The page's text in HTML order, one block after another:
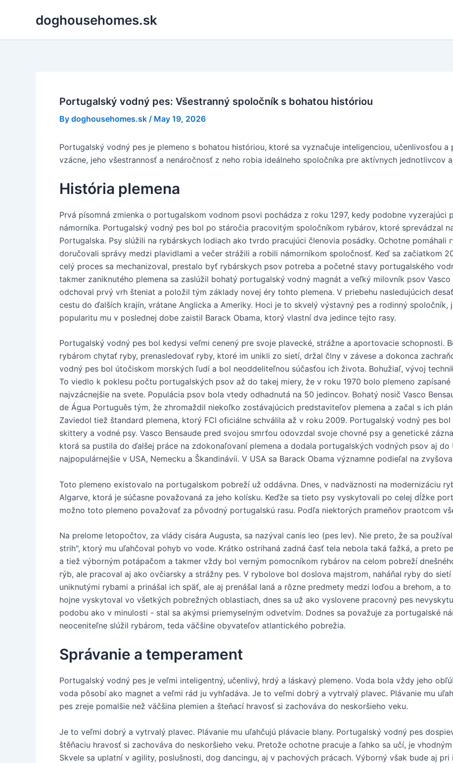
doghousehomes.sk
Portugalský vodný pes: Všestranný spoločník s bohatou históriou
By doghousehomes.sk / May 19, 2026
Portugalský vodný pes je plemeno s bohatou históriou, ktoré sa vyznačuje inteligenciou, učenlivosťou
vzácne, jeho všestrannosť a nenáročnosť z neho robia ideálneho spoločníka pre aktívnych jednotlivcov
História plemena
Prvá písomná zmienka o portugalskom vodnom psovi pochádza z roku 1297, kedy podobne vyzerajúci
námorníka. Portugalský vodný pes bol po stáročia pracovitým spoločníkom rybárov, ktoré sprevádzal
Portugalska. Psy slúžili na rybárskych lodiach ako tvrdo pracujúci členovia posádky. Ochotne pomáhali
doručovali správy medzi plavidlami a večer strážili a robili námorníkom spoločnosť. Keď sa začiatkom
celý proces sa mechanizoval, prestalo byť rybárskych psov potreba a početné stavy portugalského
takmer zaniknutého plemena sa zaslúžil bohatý portugalský vodný magnát a veľký milovník psov Vasco
odchoval prvý vrh šteniat a položil tým základy novej éry tohto plemena. V priebehu nasledujúcich
cestu do ďalších krajín, vrátane Anglicka a Ameriky. Hoci je to skvelý výstavný pes a rodinný spoločník,
popularitu mu v poslednej dobe zaistil Barack Obama, ktorý vlastní dva jedince tejto rasy.
Portugalský vodný pes bol kedysi veľmi cenený pre svoje plavecké, strážne a aportovacie schopnosti.
rybárom chytať ryby, prenasledovať ryby, ktoré im unikli zo sietí, držal člny v závese a dokonca
vodný pes bol útočiskom morských ľudí a bol neoddeliteľnou súčasťou ich života. Bohužiaľ, vývoj
To viedlo k poklesu počtu portugalských psov až do takej miery, že v roku 1970 bolo plemeno
najvzácnejšie na svete. Populácia psov bola vtedy odhadnutá na 50 jedincov. Bohatý nosič Vasco
de Água Português tým, že zhromaždil niekoľko zostávajúcich predstaviteľov plemena a začal s ich
Zaviedol tiež štandard plemena, ktorý FCI oficiálne schválila až v roku 2009. Portugalský vodný pes
skittery a vodné psy. Vasco Bensaude pred svojou smrťou odovzdal svoje chovné psy a genetické
ktorá sa pustila do ďalšej práce na zdokonaľovaní plemena a dodala portugalských vodných psov aj do
najpopulárnejšie v USA, Nemecku a Škandinávii. V USA sa Barack Obama významne podieľal na
Toto plemeno existovalo na portugalskom pobreží už oddávna. Dnes, v nadväznosti na modernizáciu
Algarve, ktorá je súčasne považovaná za jeho kolísku. Keďže sa tieto psy vyskytovali po celej dĺžke
možno toto plemeno považovať za pôvodný portugalskú rasu. Podľa niektorých prameňov praotcom
Na prelome letopočtov, za vlády cisára Augusta, sa nazýval canis leo (pes lev). Nie preto, že sa
strih", ktorý mu uľahčoval pohyb vo vode. Krátko ostrihaná zadná časť tela nebola taká ťažká, a preto
a tiež výborným potápačom a takmer vždy bol verným pomocníkom rybárov na celom pobreží
rýb, ale pracoval aj ako ovčiarsky a strážny pes. V rybolove bol doslova majstrom, naháňal ryby do
uniknutými rybami a prinášal ich späť, ale aj prenášal laná a rôzne predmety medzi loďou a brehom, a
hojne vyskytoval vo všetkých pobrežných oblastiach, dnes sa už ako vyslovene pracovný pes
podobu ako v minulosti - stal sa akýmsi priemyselným odvetvím. Dodnes sa považuje za portugalské
neoceniteľne slúžil rybárom, teda väčšine obyvateľov atlantického pobrežia.
Správanie a temperament
Portugalský vodný pes je veľmi inteligentný, učenlivý, hrdý a láskavý plemeno. Voda bola vždy jeho
voda pôsobí ako magnet a veľmi rád ju vyhľadáva. Je to veľmi dobrý a vytrvalý plavec. Plávanie mu
pes zreje pomalšie než väčšina plemien a šteňací hravosť si zachováva do neskoršieho veku.
Je to veľmi dobrý a vytrvalý plavec. Plávanie mu uľahčujú plávacie blany. Portugalský vodný pes
štěňaciu hravosť si zachováva do neskoršieho veku. Pretože ochotne pracuje a ľahko sa učí, je
Skvele sa uplatní v agility, poslušnosti, dog dancingu, aj v pachových prácach. Výborný však bude aj